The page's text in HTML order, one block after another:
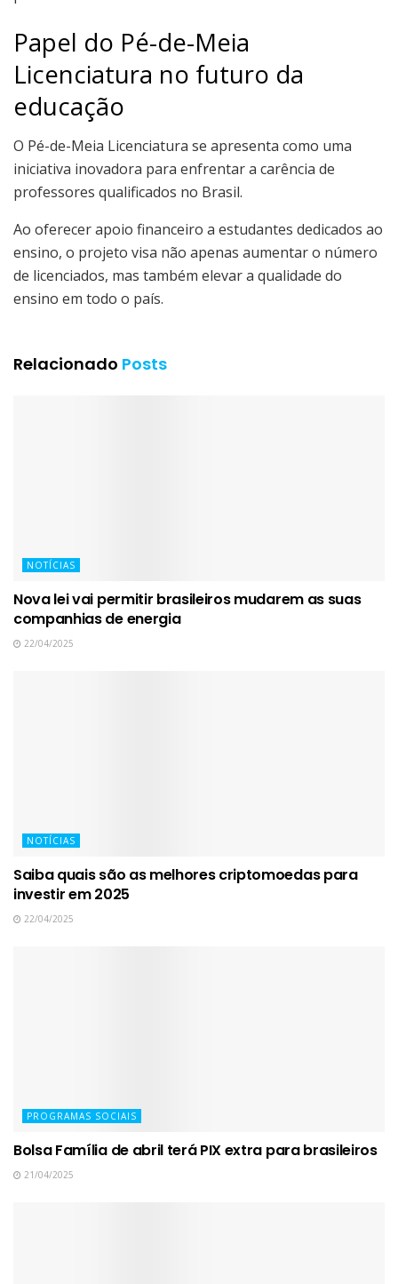
Papel do Pé-de-Meia
Licenciatura no futuro da
educação
O Pé-de-Meia Licenciatura se apresenta como uma
iniciativa inovadora para enfrentar a carência de
professores qualificados no Brasil.
Ao oferecer apoio financeiro a estudantes dedicados ao
ensino, o projeto visa não apenas aumentar o número
de licenciados, mas também elevar a qualidade do
ensino em todo o país.
Relacionado Posts
NOTÍCIAS
Nova lei vai permitir brasileiros mudarem as suas
companhias de energia
22/04/2025
NOTÍCIAS
Saiba quais são as melhores criptomoedas para
investir em 2025
22/04/2025
PROGRAMAS SOCIAIS
Bolsa Família de abril terá PIX extra para brasileiros
21/04/2025